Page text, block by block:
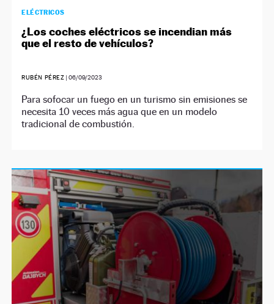
ELÉCTRICOS
¿Los coches eléctricos se incendian más
que el resto de vehículos?
RUBÉN PÉREZ |06/09/2023
Para sofocar un fuego en un turismo sin emisiones se
necesita 10 veces más agua que en un modelo
tradicional de combustión.